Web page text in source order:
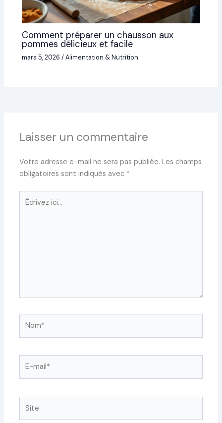
Comment préparer un chausson aux
pommes délicieux et facile
mars 5, 2026/Alimentation & Nutrition
Laisser un commentaire
Votre adresse e-mail ne sera pas publiée. Les champs
obligatoires sont indiqués avec *
Écrivez
ici…